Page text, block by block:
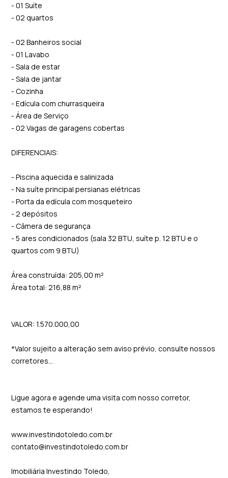
- 01 Suíte
- 02 quartos
- 02 Banheiros social
- 01 Lavabo
- Sala de estar
- Sala de jantar
- Cozinha
- Edícula com churrasqueira
- Área de Serviço
- 02 Vagas de garagens cobertas
DIFERENCIAIS:
- Piscina aquecida e salinizada
- Na suíte principal persianas elétricas
- Porta da edícula com mosqueteiro
- 2 depósitos
- Câmera de segurança
- 5 ares condicionados (sala 32 BTU, suíte p. 12 BTU e o
quartos com 9 BTU)
Área construída: 205,00 m²
Área total: 216,88 m²
VALOR: 1.570.000,00
*Valor sujeito a alteração sem aviso prévio, consulte nossos
corretores...
Ligue agora e agende uma visita com nosso corretor,
estamos te esperando!
www.investindotoledo.com.br
contato@investindotoledo.com.br
Imobiliária Investindo Toledo,